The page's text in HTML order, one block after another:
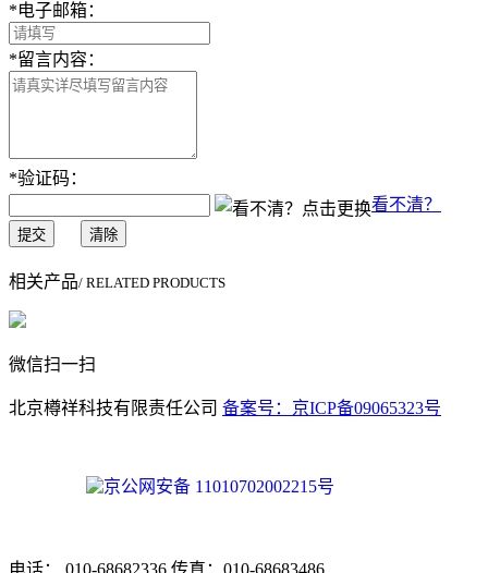
*电子邮箱：
*留言内容：
*验证码：
看不清？
提交 清除
相关产品/ RELATED PRODUCTS
微信扫一扫
北京樽祥科技有限责任公司 备案号：京ICP备09065323号
京公网安备 11010702002215号
电话： 010-68682336 传真：010-68683486